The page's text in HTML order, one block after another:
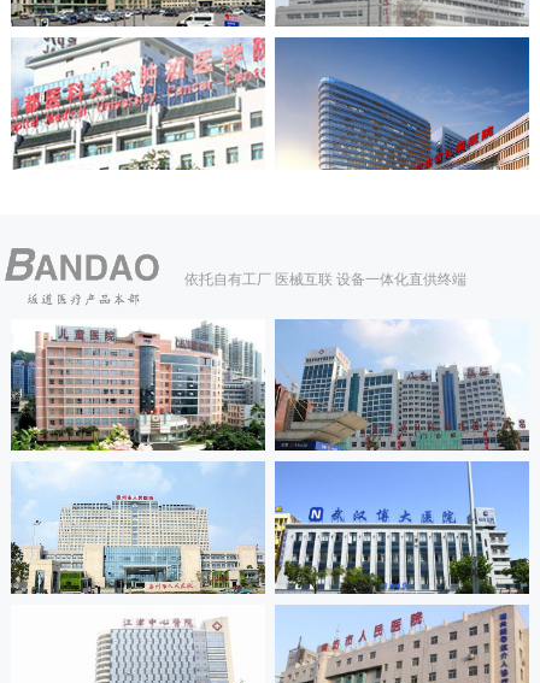
依托自有工厂 医械互联 设备一体化直供终端